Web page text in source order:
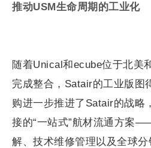
推动USM生命周期的工业化
随着Unical和ecube位于北美
完成整合，Satair的工业版图
购进一步推进了Satair的战略
接的“一站式”航材流通方案
解、技术维修管理以及全球分